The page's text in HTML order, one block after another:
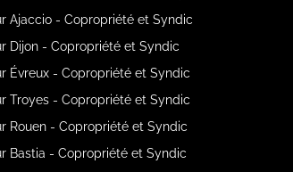
Ajaccio - Copropriété et Syndic
Dijon - Copropriété et Syndic
Évreux - Copropriété et Syndic
Troyes - Copropriété et Syndic
Rouen - Copropriété et Syndic
Bastia - Copropriété et Syndic